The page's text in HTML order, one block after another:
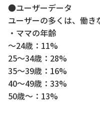
●ユーザーデータ
ユーザーの多くは、働
・ママの年齢
～24歳：11%
25～34歳：28%
35～39歳：16%
40～49歳：33%
50歳～：13%